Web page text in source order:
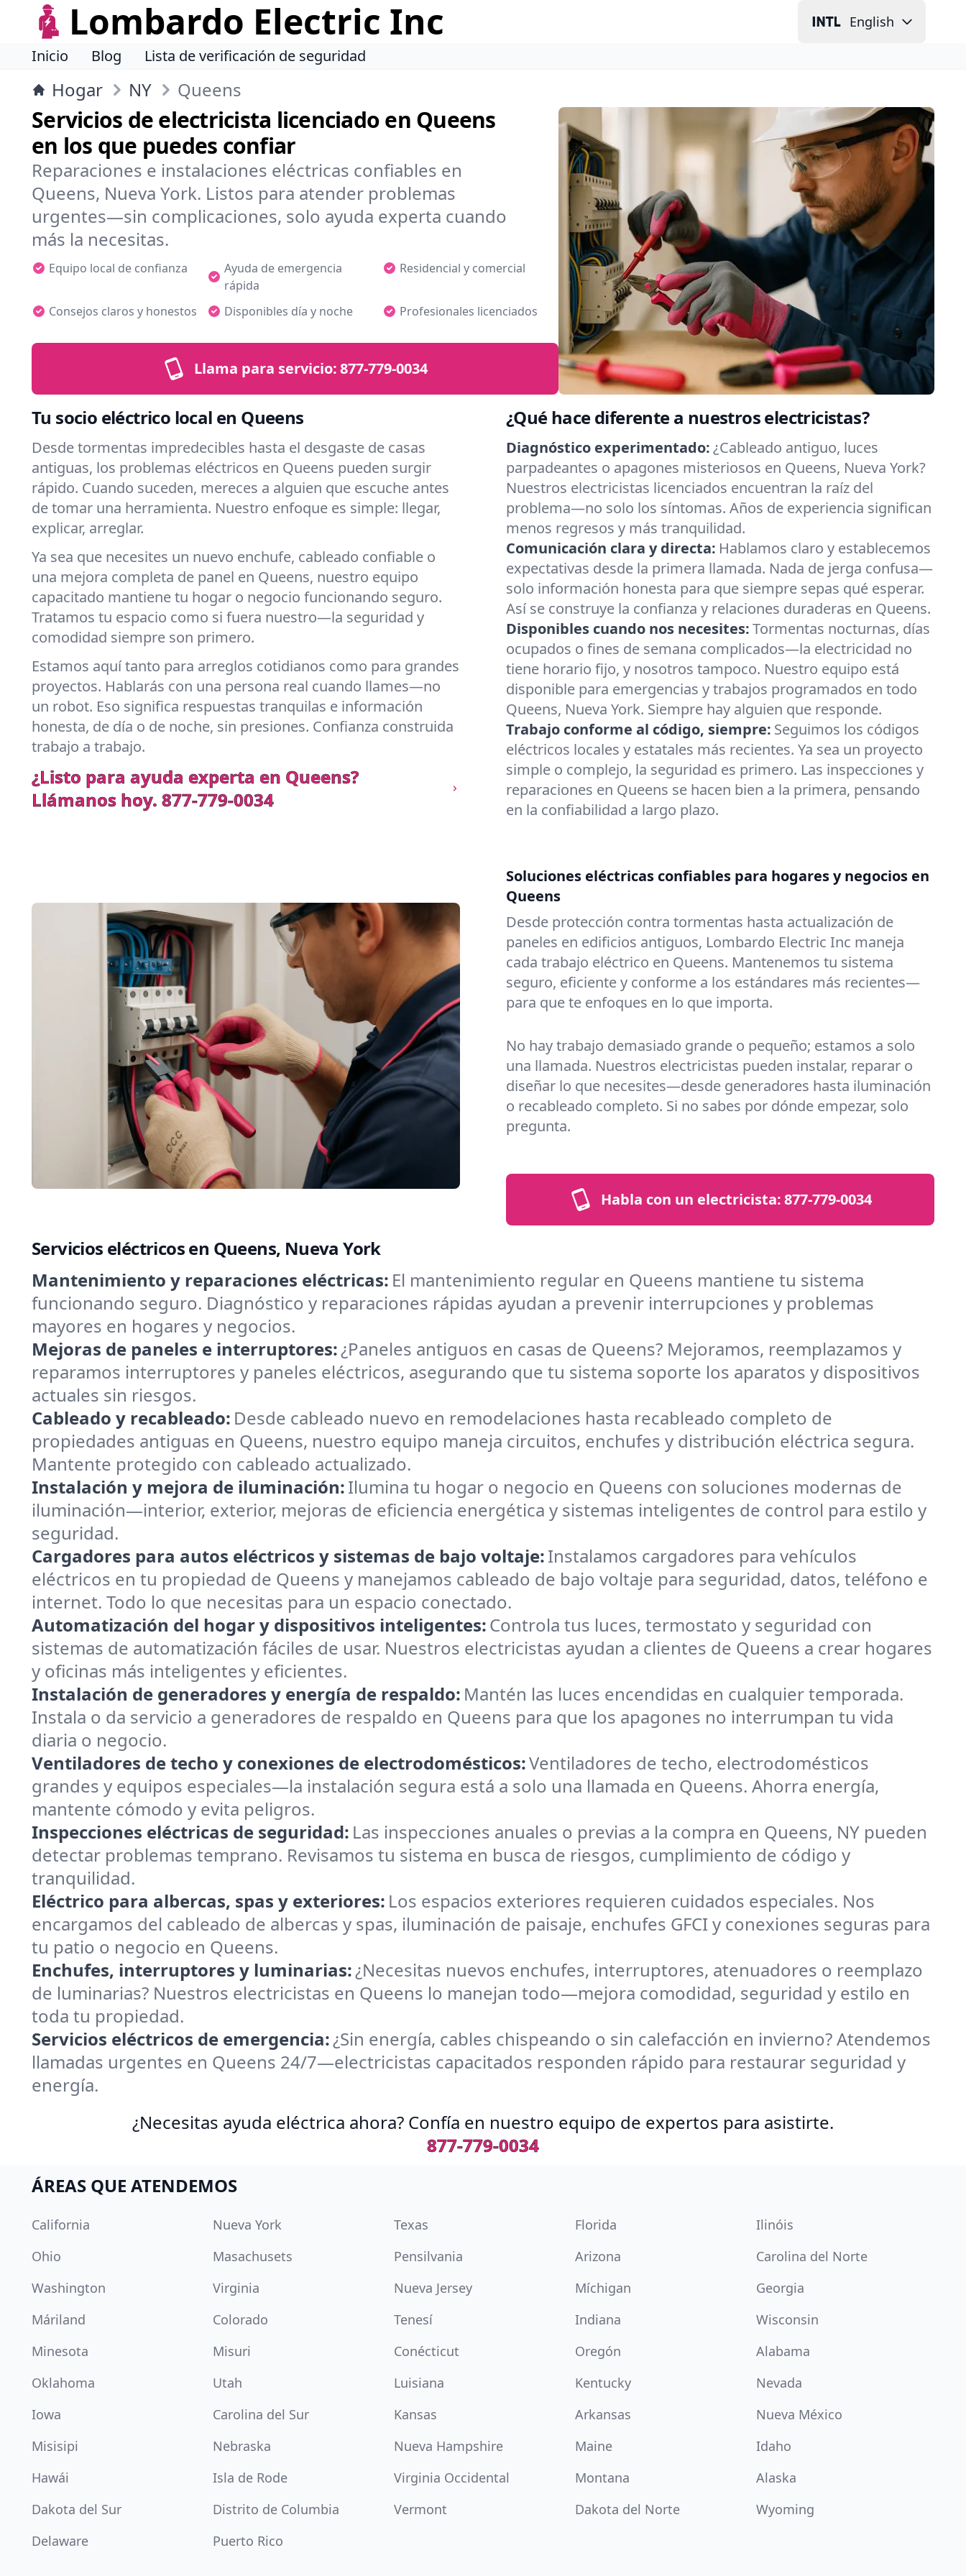
Lombardo Electric Inc English
Inicio Blog Lista de verificación de seguridad
Hogar NY Queens
Servicios de electricista licenciado en Queens
en los que puedes confiar
Reparaciones e instalaciones eléctricas confiables en
Queens, Nueva York. Listos para atender problemas
urgentes—sin complicaciones, solo ayuda experta cuando
más la necesitas.
Equipo local de confianza
Ayuda de emergencia
rápida
Residencial y comercial
Consejos claros y honestos Disponibles día y noche Profesionales licenciados
Llama para servicio:877-779-0034
Tu socio eléctrico local en Queens
Desde tormentas impredecibles hasta el desgaste de casas
antiguas, los problemas eléctricos en Queens pueden surgir
rápido. Cuando suceden, mereces a alguien que escuche antes
de tomar una herramienta. Nuestro enfoque es simple: llegar,
explicar, arreglar.
Ya sea que necesites un nuevo enchufe, cableado confiable o
una mejora completa de panel en Queens, nuestro equipo
capacitado mantiene tu hogar o negocio funcionando seguro.
Tratamos tu espacio como si fuera nuestro—la seguridad y
comodidad siempre son primero.
Estamos aquí tanto para arreglos cotidianos como para grandes
proyectos. Hablarás con una persona real cuando llames—no
un robot. Eso significa respuestas tranquilas e información
honesta, de día o de noche, sin presiones. Confianza construida
trabajo a trabajo.
¿Listo para ayuda experta en Queens?
Llámanos hoy. 877-779-0034
¿Qué hace diferente a nuestros electricistas?
Diagnóstico experimentado:¿Cableado antiguo, luces
parpadeantes o apagones misteriosos en Queens, Nueva York?
Nuestros electricistas licenciados encuentran la raíz del
problema—no solo los síntomas. Años de experiencia significan
menos regresos y más tranquilidad.
Comunicación clara y directa: Hablamos claro y establecemos
expectativas desde la primera llamada. Nada de jerga confusa—
solo información honesta para que siempre sepas qué esperar.
Así se construye la confianza y relaciones duraderas en Queens.
Disponibles cuando nos necesites:Tormentas nocturnas, días
ocupados o fines de semana complicados—la electricidad no
tiene horario fijo, y nosotros tampoco. Nuestro equipo está
disponible para emergencias y trabajos programados en todo
Queens, Nueva York. Siempre hay alguien que responde.
Trabajo conforme al código, siempre: Seguimos los códigos
eléctricos locales y estatales más recientes. Ya sea un proyecto
simple o complejo, la seguridad es primero. Las inspecciones y
reparaciones en Queens se hacen bien a la primera, pensando
en la confiabilidad a largo plazo.
Soluciones eléctricas confiables para hogares y negocios en
Queens
Desde protección contra tormentas hasta actualización de
paneles en edificios antiguos, Lombardo Electric Inc maneja
cada trabajo eléctrico en Queens. Mantenemos tu sistema
seguro, eficiente y conforme a los estándares más recientes—
para que te enfoques en lo que importa.
No hay trabajo demasiado grande o pequeño; estamos a solo
una llamada. Nuestros electricistas pueden instalar, reparar o
diseñar lo que necesites—desde generadores hasta iluminación
o recableado completo. Si no sabes por dónde empezar, solo
pregunta.
Habla con un electricista:877-779-0034
Servicios eléctricos en Queens, Nueva York
Mantenimiento y reparaciones eléctricas: El mantenimiento regular en Queens mantiene tu sistema
funcionando seguro. Diagnóstico y reparaciones rápidas ayudan a prevenir interrupciones y problemas
mayores en hogares y negocios.
Mejoras de paneles e interruptores:¿Paneles antiguos en casas de Queens? Mejoramos, reemplazamos y
reparamos interruptores y paneles eléctricos, asegurando que tu sistema soporte los aparatos y dispositivos
actuales sin riesgos.
Cableado y recableado: Desde cableado nuevo en remodelaciones hasta recableado completo de
propiedades antiguas en Queens, nuestro equipo maneja circuitos, enchufes y distribución eléctrica segura.
Mantente protegido con cableado actualizado.
Instalación y mejora de iluminación:Ilumina tu hogar o negocio en Queens con soluciones modernas de
iluminación—interior, exterior, mejoras de eficiencia energética y sistemas inteligentes de control para estilo y
seguridad.
Cargadores para autos eléctricos y sistemas de bajo voltaje:Instalamos cargadores para vehículos
eléctricos en tu propiedad de Queens y manejamos cableado de bajo voltaje para seguridad, datos, teléfono e
internet. Todo lo que necesitas para un espacio conectado.
Automatización del hogar y dispositivos inteligentes:Controla tus luces, termostato y seguridad con
sistemas de automatización fáciles de usar. Nuestros electricistas ayudan a clientes de Queens a crear hogares
y oficinas más inteligentes y eficientes.
Instalación de generadores y energía de respaldo: Mantén las luces encendidas en cualquier temporada.
Instala o da servicio a generadores de respaldo en Queens para que los apagones no interrumpan tu vida
diaria o negocio.
Ventiladores de techo y conexiones de electrodomésticos:Ventiladores de techo, electrodomésticos
grandes y equipos especiales—la instalación segura está a solo una llamada en Queens. Ahorra energía,
mantente cómodo y evita peligros.
Inspecciones eléctricas de seguridad: Las inspecciones anuales o previas a la compra en Queens, NY pueden
detectar problemas temprano. Revisamos tu sistema en busca de riesgos, cumplimiento de código y
tranquilidad.
Eléctrico para albercas, spas y exteriores: Los espacios exteriores requieren cuidados especiales. Nos
encargamos del cableado de albercas y spas, iluminación de paisaje, enchufes GFCI y conexiones seguras para
tu patio o negocio en Queens.
Enchufes, interruptores y luminarias:¿Necesitas nuevos enchufes, interruptores, atenuadores o reemplazo
de luminarias? Nuestros electricistas en Queens lo manejan todo—mejora comodidad, seguridad y estilo en
toda tu propiedad.
Servicios eléctricos de emergencia:¿Sin energía, cables chispeando o sin calefacción en invierno? Atendemos
llamadas urgentes en Queens 24/7—electricistas capacitados responden rápido para restaurar seguridad y
energía.
¿Necesitas ayuda eléctrica ahora? Confía en nuestro equipo de expertos para asistirte.
877-779-0034
ÁREAS QUE ATENDEMOS
California Nueva York Texas Florida
Ilinóis
Ohio
Masachusets Pensilvania Arizona
Carolina del Norte
Washington
Virginia Nueva Jersey Míchigan
Georgia
Máriland
Colorado Tenesí Indiana
Wisconsin
Minesota
Misuri Conécticut Oregón
Alabama
Oklahoma
Utah Luisiana Kentucky
Nevada
Iowa
Carolina del Sur Kansas Arkansas
Nueva México
Misisipi
Nebraska Nueva Hampshire Maine
Idaho
Hawái
Isla de Rode Virginia Occidental Montana
Alaska
Dakota del Sur
Distrito de Columbia Vermont Dakota del Norte
Wyoming
Delaware
Puerto Rico